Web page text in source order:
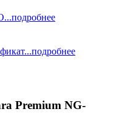
Premium NG-